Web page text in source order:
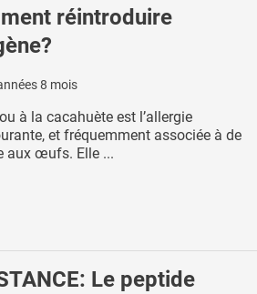
réintroduire
8 mois
à la cacahuète est l’allergie
et fréquemment associée à de
aux œufs. Elle ...
Le peptide